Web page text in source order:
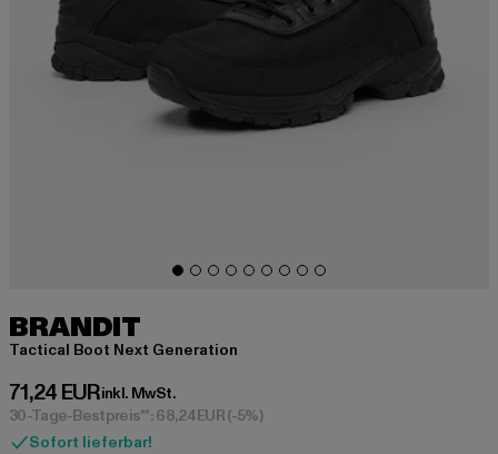
BRANDIT
Tactical Boot Next Generation
71,24 EUR
Derzeitiger Preis: 71,24 EUR
inkl. MwSt.
30-Tage-Bestpreis**: 68,24 EUR(-5%)
Sofort lieferbar!